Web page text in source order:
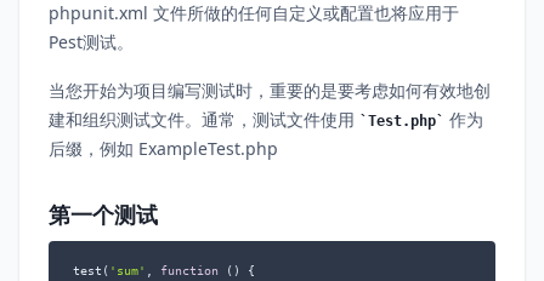
phpunit.xml 文件所做的任何自定义或配置也将应用于
Pest测试。
当您开始为项目编写测试时，重要的是要考虑如何有效地创
建和组织测试文件。通常，测试文件使用
Test.php
作为
后缀，例如 ExampleTest.php
第一个测试
test( 'sum' function ( )
{